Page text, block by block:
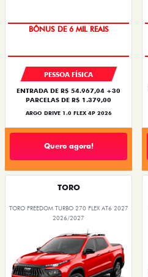
BÔNUS DE 6 MIL REAIS
PESSOA FÍSICA
ENTRADA DE R$ 54.967,04 +30
PARCELAS DE R$ 1.379,00
ARGO DRIVE 1.0 FLEX 4P 2026
Quero agora!
TORO
TORO FREEDOM TURBO 270 FLEX AT6 2027
2026/2027